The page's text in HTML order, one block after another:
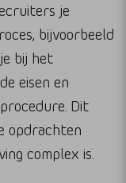
je
bijvoorbeeld
bij het
eisen en
Dit
opdrachten
complex is.